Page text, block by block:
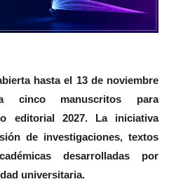
hasta el 13 de noviembre
cinco manuscritos para
editorial 2027. La iniciativa
de investigaciones, textos
desarrolladas por
universitaria.